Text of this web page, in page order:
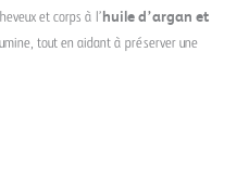
et corps à l’ huile d’argan et
tout en aidant à préserver une